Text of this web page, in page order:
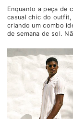
Enquanto a peça de
casual chic do outfit,
criando um combo
de semana de sol.